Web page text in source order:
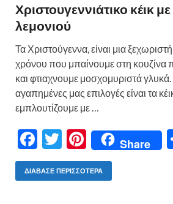
Χριστουγεννιάτικο κέικ
λεμονιού
Τα Χριστούγεννα, είναι μια
χρόνου που μπαίνουμε στη κουζίνα
και φτιαχνουμε μοσχομυριστά
αγαπημένες μας επιλογές είναι τα
εμπλουτίζουμε με …
F
ac
e
T
w
itt
Pi
nt
er
Share
ΔΙΆΒΑΣΕ ΠΕΡΙΣΣΌΤΕΡΑ